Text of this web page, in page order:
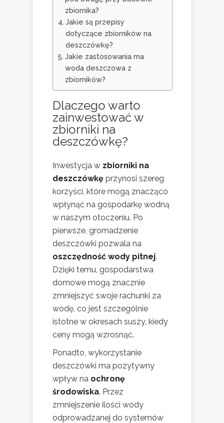
zbiornika?
Jakie są przepisy
dotyczące zbiorników na
deszczówkę?
Jakie zastosowania ma
woda deszczowa z
zbiorników?
Dlaczego warto
zainwestować w
zbiorniki na
deszczówkę?
Inwestycja w zbiorniki na
deszczówkę przynosi szereg
korzyści, które mogą znacząco
wpłynąć na gospodarkę wodną
w naszym otoczeniu. Po
pierwsze, gromadzenie
deszczówki pozwala na
oszczędność wody pitnej.
Dzięki temu, gospodarstwa
domowe mogą znacznie
zmniejszyć swoje rachunki za
wodę, co jest szczególnie
istotne w okresach suszy, kiedy
ceny mogą wzrosnąć.
Ponadto, wykorzystanie
deszczówki ma pozytywny
wpływ na ochronę
środowiska. Przez
zmniejszenie ilości wody
odprowadzanej do systemów